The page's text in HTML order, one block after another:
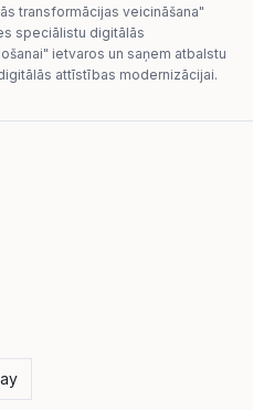
transformācijas veicināšana"
speciālistu digitālās
ietvaros un saņem atbalstu
attīstības modernizācijai.